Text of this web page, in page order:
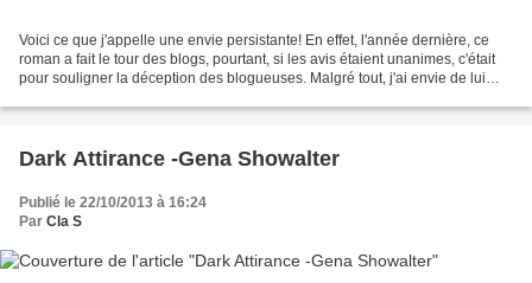
Voici ce que j'appelle une envie persistante! En effet, l'année dernière, ce
roman a fait le tour des blogs, pourtant, si les avis étaient unanimes, c'était
pour souligner la déception des blogueuses. Malgré tout, j'ai envie de lui
Dark Attirance -Gena Showalter
Publié le 22/10/2013 à 16:24
Par Cla S